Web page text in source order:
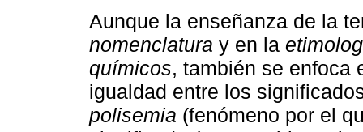
Aunque la enseñanza de la
nomenclatura y en la
químicos, también se enfoca
igualdad entre los
polisemia (fenómeno por el